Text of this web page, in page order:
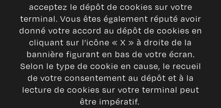
acceptez le dépôt de cookies sur votre
terminal. Vous êtes également réputé avoir
donné votre accord au dépôt de cookies en
cliquant sur l’icône « X » à droite de la
bannière figurant en bas de votre écran.
Selon le type de cookie en cause, le recueil
de votre consentement au dépôt et à la
lecture de cookies sur votre terminal peut
être impératif.